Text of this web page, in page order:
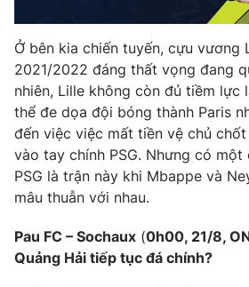
Ở bên kia chiến tuyến, cựu vương
2021/2022 đáng thất vọng đang
nhiên, Lille không còn đủ tiềm lực
thể đe dọa đội bóng thành Paris
đến việc việc mất tiền vệ chủ chốt
vào tay chính PSG. Nhưng có
PSG là trận này khi Mbappe và
mâu thuẫn với nhau.
Pau FC – Sochaux (0h00, 21/8,
Quảng Hải tiếp tục đá chính?